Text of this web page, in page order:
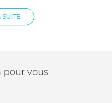
SUITE
pour vous